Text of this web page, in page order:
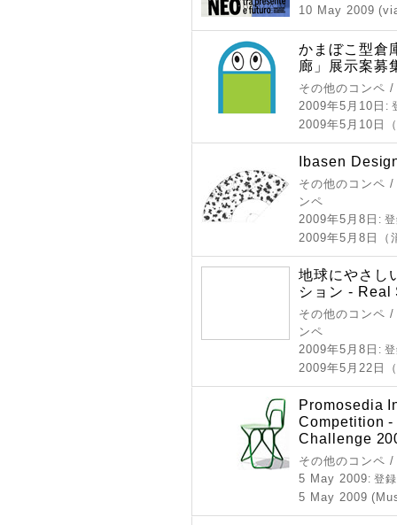
10 May 2009
かまぼこ型倉
廊」展示案募
その他のコンペ
2009年5月10日 :
2009年5月10日
Ibasen
その他のコンペ
ンペ
2009年5月8日 :
2009年5月8日（
地球にやさし
ション -
その他のコンペ
ンペ
2009年5月8日 :
2009年5月22日
Promosedia
Competition
Challenge
その他のコンペ
5 May 2009: 登
5 May 2009